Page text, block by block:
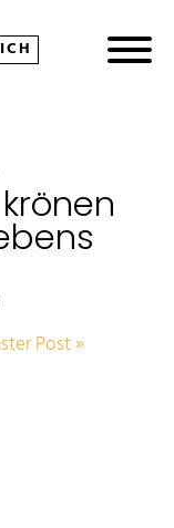
Post »